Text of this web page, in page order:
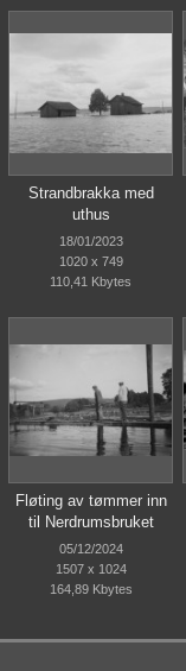
Strandbrakka med
uthus
18/01/2023
1020 x 749
110,41 Kbytes
Fløting av tømmer inn
til Nerdrumsbruket
05/12/2024
1507 x 1024
164,89 Kbytes